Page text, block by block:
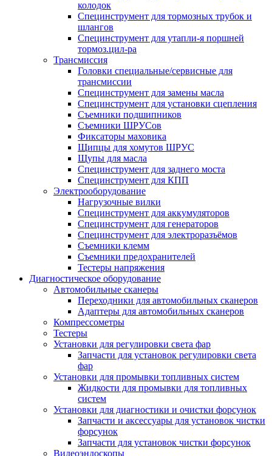
колодок
Специнструмент для тормозных трубок и
шлангов
Специнструмент для утапли-я поршней
тормоз.цил-ра
Трансмиссия
Головки специальные/сервисные для
трансмиссии
Специнструмент для замены масла
Специнструмент для установки сцепления
Съемники подшипников
Съемники ШРУСов
Фиксаторы маховика
Щипцы для хомутов ШРУС
Щупы для масла
Специнструмент для заднего моста
Специнструмент для КПП
Электрооборудование
Нагрузочные вилки
Специнструмент для аккумуляторов
Специнструмент для генераторов
Специнструмент для электроразъёмов
Съемники клемм
Съемники предохранителей
Тестеры напряжения
Диагностическое оборудование
Автомобильные сканеры
Переходники для автомобильных сканеров
Адаптеры для автомобильных сканеров
Компрессометры
Тестеры
Установки для регулировки света фар
Запчасти для установок регулировки света
фар
Установки для промывки топливных систем
Жидкости для промывки для топливных
систем
Установки для диагностики и очистки форсунок
Запчасти и аксессуары для установок чистки
форсунок
Запчасти для установок чистки форсунок
Видеоэндоскопы